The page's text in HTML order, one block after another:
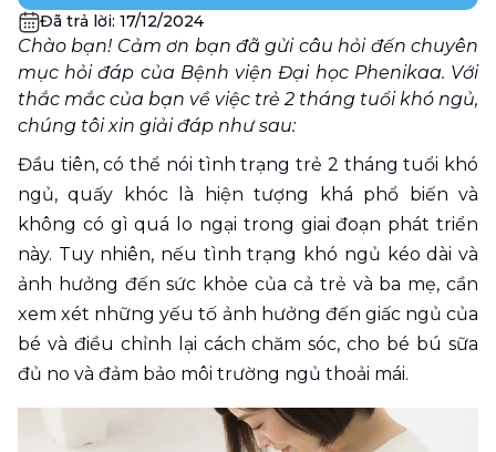
Đã trả lời: 17/12/2024
Chào bạn! Cảm ơn bạn đã gửi câu hỏi đến chuyên
mục hỏi đáp của Bệnh viện Đại học Phenikaa. Với
thắc mắc của bạn về việc trẻ 2 tháng tuổi khó ngủ,
chúng tôi xin giải đáp như sau:
Đầu tiên, có thể nói tình trạng trẻ 2 tháng tuổi khó
ngủ, quấy khóc là hiện tượng khá phổ biến và
không có gì quá lo ngại trong giai đoạn phát triển
này. Tuy nhiên, nếu tình trạng khó ngủ kéo dài và
ảnh hưởng đến sức khỏe của cả trẻ và ba mẹ, cần
xem xét những yếu tố ảnh hưởng đến giấc ngủ của
bé và điều chỉnh lại cách chăm sóc, cho bé bú sữa
đủ no và đảm bảo môi trường ngủ thoải mái.